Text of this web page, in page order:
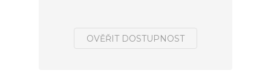
OVĚŘIT DOSTUPNOST